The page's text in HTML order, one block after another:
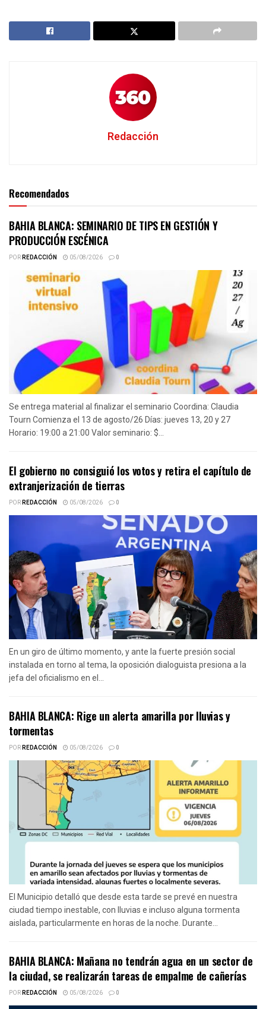
Redacción
Recomendados
BAHIA BLANCA: SEMINARIO DE TIPS EN GESTIÓN Y
PRODUCCIÓN ESCÉNICA
PORREDACCIÓN 05/08/2026 0
Se entrega material al finalizar el seminario Coordina: Claudia
Tourn Comienza el 13 de agosto/26 Días: jueves 13, 20 y 27
Horario: 19:00 a 21:00 Valor seminario: $...
El gobierno no consiguió los votos y retira el capítulo de
extranjerización de tierras
PORREDACCIÓN 05/08/2026 0
En un giro de último momento, y ante la fuerte presión social
instalada en torno al tema, la oposición dialoguista presiona a la
jefa del oficialismo en el...
BAHIA BLANCA: Rige un alerta amarilla por lluvias y
tormentas
PORREDACCIÓN 05/08/2026 0
El Municipio detalló que desde esta tarde se prevé en nuestra
ciudad tiempo inestable, con lluvias e incluso alguna tormenta
aislada, particularmente en horas de la noche. Durante...
BAHIA BLANCA: Mañana no tendrán agua en un sector de
la ciudad, se realizarán tareas de empalme de cañerías
PORREDACCIÓN 05/08/2026 0